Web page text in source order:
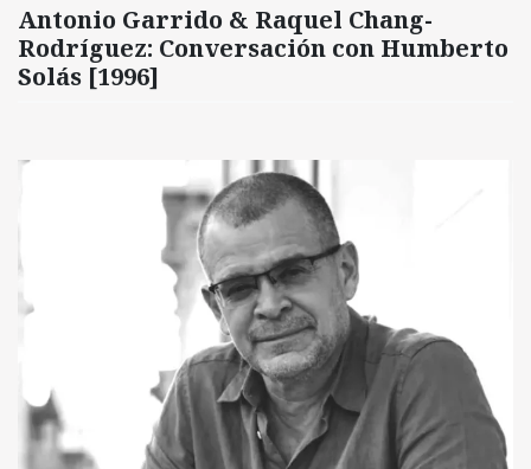
Antonio Garrido & Raquel Chang-
Rodríguez: Conversación con Humberto
Solás [1996]